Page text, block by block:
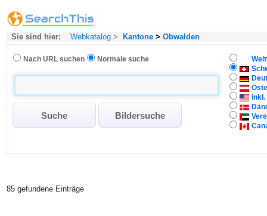
Sie sind hier: Webkatalog > Kantone > Obwalden
Nach URL suchen Normale suche
inkl.
85 gefundene Einträge